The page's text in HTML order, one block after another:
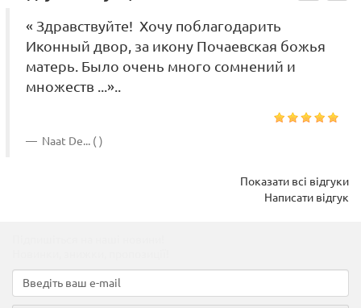
« Здравствуйте! Хочу поблагодарить
Иконный двор, за икону Почаевская божья
матерь. Было очень много сомнений и
множеств ...»..
Naat De... ( )
Показати всі відгуки
Написати відгук